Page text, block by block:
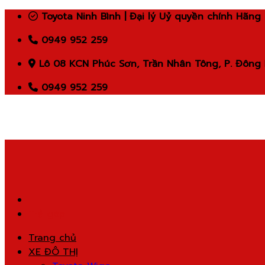
Skip
content
Toyota Ninh Bình | Đại lý Uỷ quyền chính Hãng
0949 952 259
Lô 08 KCN Phúc Sơn, Trần Nhân Tông, P.
0949 952 259
Trang chủ
XE ĐÔ THỊ